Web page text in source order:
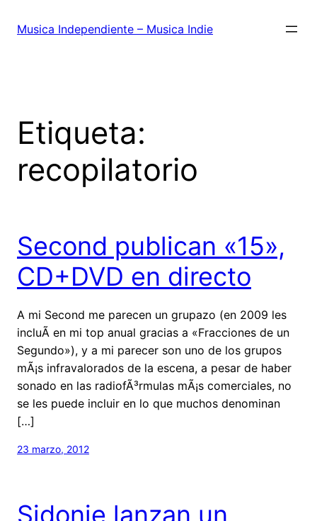
Musica Independiente – Musica Indie
Etiqueta:
recopilatorio
Second publican «15»,
CD+DVD en directo
A mi Second me parecen un grupazo (en 2009 les
incluÃ­ en mi top anual gracias a «Fracciones de un
Segundo»), y a mi parecer son uno de los grupos
mÃ¡s infravalorados de la escena, a pesar de haber
sonado en las radiofÃ³rmulas mÃ¡s comerciales, no
se les puede incluir en lo que muchos denominan
[…]
23 marzo, 2012
Sidonie lanzan un